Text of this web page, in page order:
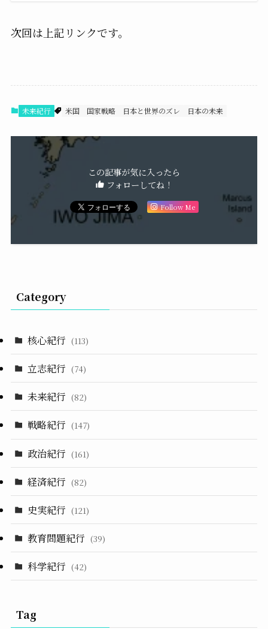
次回は上記リンクです。
未来紀行 米国 国家戦略 日本と世界のズレ 日本の未来
この記事が気に入ったら
フォローしてね！
Follow Me
Category
核心紀行 (113)
立志紀行 (74)
未来紀行 (82)
戦略紀行 (147)
政治紀行 (161)
経済紀行 (82)
史実紀行 (121)
教育問題紀行 (39)
科学紀行 (42)
Tag